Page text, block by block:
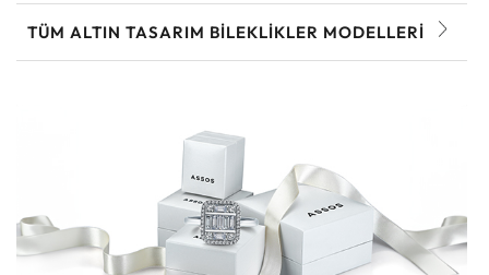
TÜM ALTIN TASARIM BILEKLIKLER MODELLERI